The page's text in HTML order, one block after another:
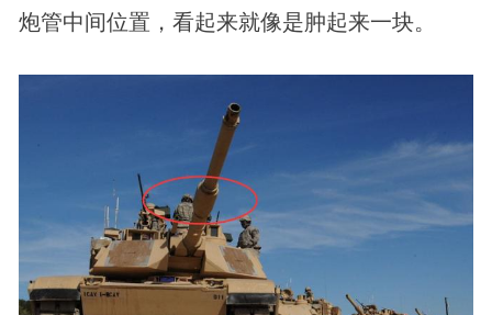
炮管中间位置，看起来就像是肿起来一块。